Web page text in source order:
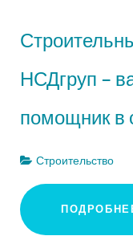
НСДгруп –
помощник в
Строительство